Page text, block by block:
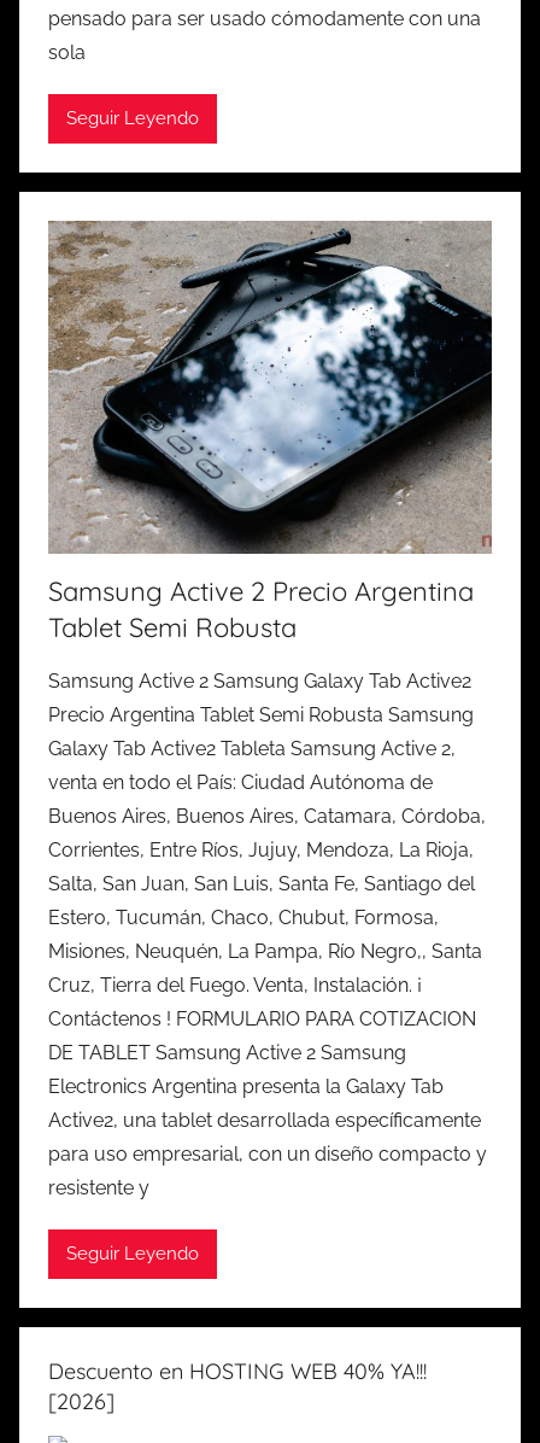
pensado para ser usado cómodamente con una
sola
Seguir Leyendo
Samsung Active 2 Precio Argentina
Tablet Semi Robusta
Samsung Active 2 Samsung Galaxy Tab Active2
Precio Argentina Tablet Semi Robusta Samsung
Galaxy Tab Active2 Tableta Samsung Active 2,
venta en todo el País: Ciudad Autónoma de
Buenos Aires, Buenos Aires, Catamara, Córdoba,
Corrientes, Entre Ríos, Jujuy, Mendoza, La Rioja,
Salta, San Juan, San Luis, Santa Fe, Santiago del
Estero, Tucumán, Chaco, Chubut, Formosa,
Misiones, Neuquén, La Pampa, Río Negro,, Santa
Cruz, Tierra del Fuego. Venta, Instalación. ¡
Contáctenos ! FORMULARIO PARA COTIZACION
DE TABLET Samsung Active 2 Samsung
Electronics Argentina presenta la Galaxy Tab
Active2, una tablet desarrollada específicamente
para uso empresarial, con un diseño compacto y
resistente y
Seguir Leyendo
Descuento en HOSTING WEB 40% YA!!!
[2026]